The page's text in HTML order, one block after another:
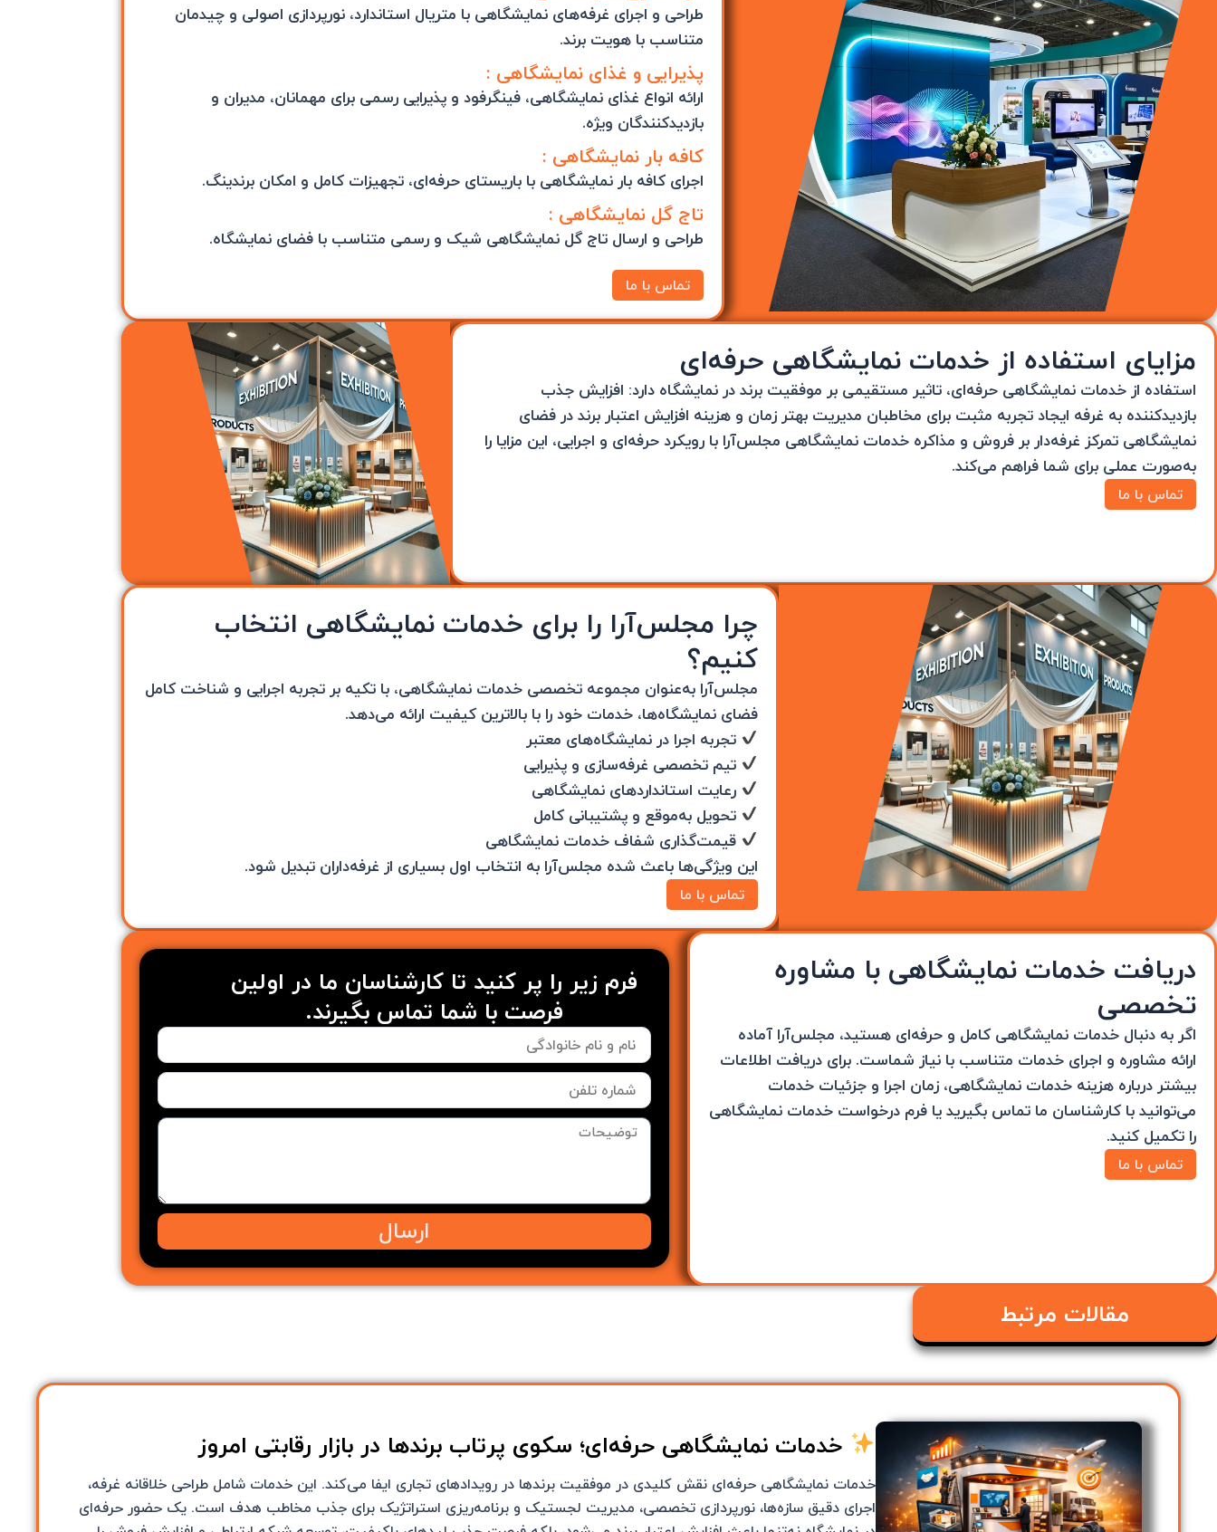
طراحی و اجرای غرفه‌های نمایشگاهی با متریال استاندارد، نورپردازی اصولی و چیدمان
متناسب با هویت برند.
پذیرایی و غذای نمایشگاهی :
ارائه انواع غذای نمایشگاهی، فینگرفود و پذیرایی رسمی برای مهمانان، مدیران و
بازدیدکنندگان ویژه.
کافه بار نمایشگاهی :
اجرای کافه بار نمایشگاهی با باریستای حرفه‌ای، تجهیزات کامل و امکان برندینگ.
تاج گل نمایشگاهی :
طراحی و ارسال تاج گل نمایشگاهی شیک و رسمی متناسب با فضای نمایشگاه.
تماس با ما
مزایای استفاده از خدمات نمایشگاهی حرفه‌ای
استفاده از خدمات نمایشگاهی حرفه‌ای، تاثیر مستقیمی بر موفقیت برند در نمایشگاه دارد: افزایش جذب
بازدیدکننده به غرفه ایجاد تجربه مثبت برای مخاطبان مدیریت بهتر زمان و هزینه افزایش اعتبار برند در فضای
نمایشگاهی تمرکز غرفه‌دار بر فروش و مذاکره خدمات نمایشگاهی مجلس‌آرا با رویکرد حرفه‌ای و اجرایی، این مزایا را
به‌صورت عملی برای شما فراهم می‌کند.
تماس با ما
چرا مجلس‌آرا را برای خدمات نمایشگاهی انتخاب
کنیم؟
مجلس‌آرا به‌عنوان مجموعه تخصصی خدمات نمایشگاهی، با تکیه بر تجربه اجرایی و شناخت کامل
فضای نمایشگاه‌ها، خدمات خود را با بالاترین کیفیت ارائه می‌دهد.
تجربه اجرا در نمایشگاه‌های معتبر
تیم تخصصی غرفه‌سازی و پذیرایی
رعایت استانداردهای نمایشگاهی
تحویل به‌موقع و پشتیبانی کامل
قیمت‌گذاری شفاف خدمات نمایشگاهی
این ویژگی‌ها باعث شده مجلس‌آرا به انتخاب اول بسیاری از غرفه‌داران تبدیل شود.
تماس با ما
دریافت خدمات نمایشگاهی با مشاوره
تخصصی
اگر به دنبال خدمات نمایشگاهی کامل و حرفه‌ای هستید، مجلس‌آرا آماده
ارائه مشاوره و اجرای خدمات متناسب با نیاز شماست. برای دریافت اطلاعات
بیشتر درباره هزینه خدمات نمایشگاهی، زمان اجرا و جزئیات خدمات
می‌توانید با کارشناسان ما تماس بگیرید یا فرم درخواست خدمات نمایشگاهی
را تکمیل کنید.
تماس با ما
فرم زیر را پر کنید تا کارشناسان ما در اولین
فرصت با شما تماس بگیرند.
ارسال
مقالات مرتبط
خدمات نمایشگاهی حرفه‌ای؛ سکوی پرتاب برندها در بازار رقابتی امروز
خدمات نمایشگاهی حرفه‌ای نقش کلیدی در موفقیت برندها در رویدادهای تجاری ایفا می‌کند. این خدمات شامل طراحی خلاقانه غرفه،
اجرای دقیق سازه‌ها، نورپردازی تخصصی، مدیریت لجستیک و برنامه‌ریزی استراتژیک برای جذب مخاطب هدف است. یک حضور حرفه‌ای